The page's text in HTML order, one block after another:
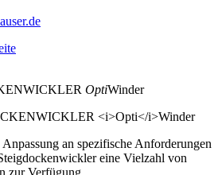
OptiWinder
an spezifische Anforderungen
eine Vielzahl von
zur Verfügung.